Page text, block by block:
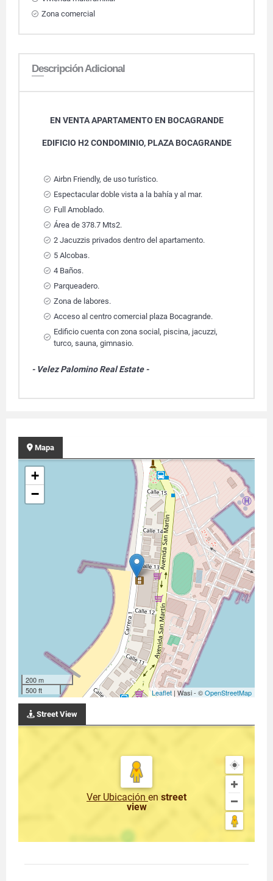
Zona comercial
Descripción Adicional
EN VENTA APARTAMENTO EN BOCAGRANDE
EDIFICIO H2 CONDOMINIO, PLAZA BOCAGRANDE
Airbn Friendly, de uso turístico.
Espectacular doble vista a la bahía y al mar.
Full Amoblado.
Área de 378.7 Mts2.
2 Jacuzzis privados dentro del apartamento.
5 Alcobas.
4 Baños.
Parqueadero.
Zona de labores.
Acceso al centro comercial plaza Bocagrande.
Edificio cuenta con zona social, piscina, jacuzzi,
turco, sauna, gimnasio.
- Velez Palomino Real Estate -
Mapa
+
−
200 m
500 ft
Leaflet | Wasi - ©OpenStreetMap
Street View
Ver Ubicación en street
view